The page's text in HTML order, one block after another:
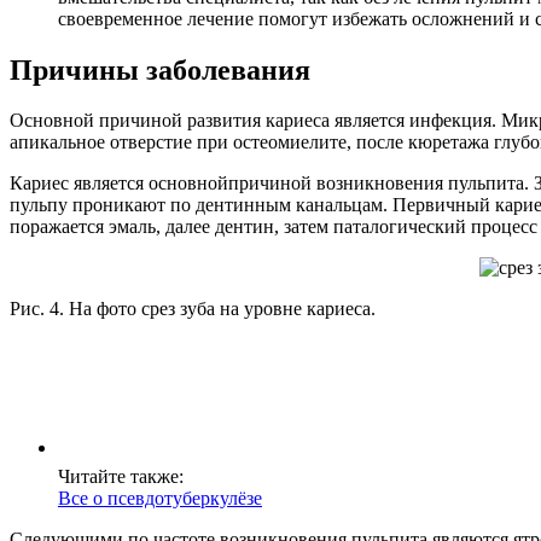
своевременное лечение помогут избежать осложнений и
Причины заболевания
Основной причиной развития кариеса является инфекция.
апикальное отверстие при остеомиелите, после кюретажа
Кариес является основнойпричиной возникновения
пульпу проникают по дентинным канальцам. Первичный
поражается эмаль, далее дентин, затем паталогический
Рис. 4. На фото срез зуба на уровне кариеса.
Читайте также:
Все о псевдотуберкулёзе